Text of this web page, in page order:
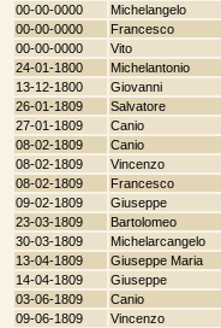
00-00-0000
Michelangelo
00-00-0000
Francesco
00-00-0000
Vito
24-01-1800
Michelantonio
13-12-1800
Giovanni
26-01-1809
Salvatore
27-01-1809
Canio
08-02-1809
Canio
08-02-1809
Vincenzo
08-02-1809
Francesco
09-02-1809
Giuseppe
23-03-1809
Bartolomeo
30-03-1809
Michelarcangelo
13-04-1809
Giuseppe Maria
14-04-1809
Giuseppe
03-06-1809
Canio
09-06-1809
Vincenzo